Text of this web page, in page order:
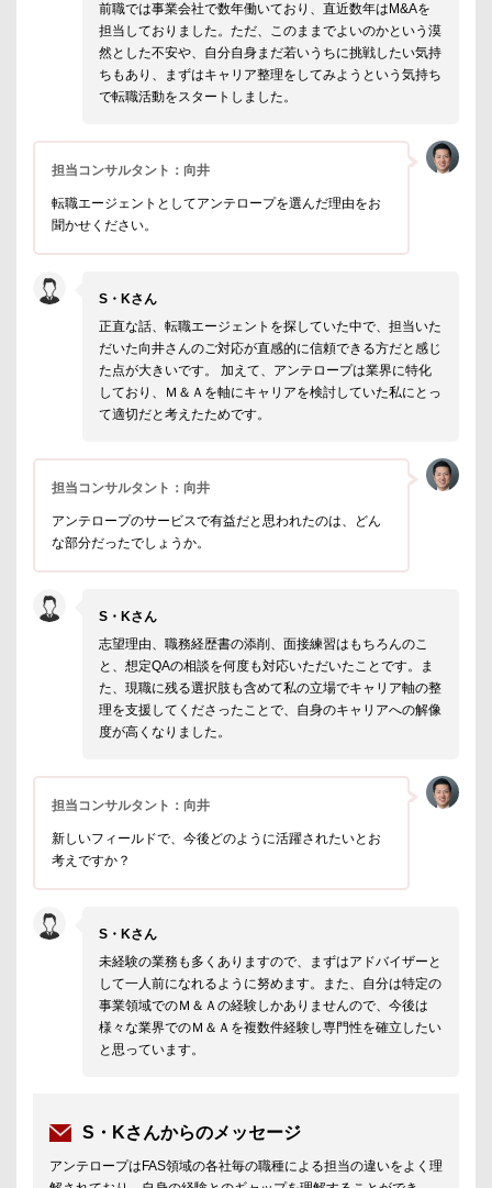
前職では事業会社で数年働いており、直近数年はM&Aを
担当しておりました。ただ、このままでよいのかという漠
然とした不安や、自分自身まだ若いうちに挑戦したい気持
ちもあり、まずはキャリア整理をしてみようという気持ち
で転職活動をスタートしました。
担当コンサルタント：向井
転職エージェントとしてアンテロープを選んだ理由をお
聞かせください。
S・Kさん
正直な話、転職エージェントを探していた中で、担当いた
だいた向井さんのご対応が直感的に信頼できる方だと感じ
た点が大きいです。 加えて、アンテロープは業界に特化
しており、Ｍ＆Ａを軸にキャリアを検討していた私にとっ
て適切だと考えたためです。
担当コンサルタント：向井
アンテロープのサービスで有益だと思われたのは、どん
な部分だったでしょうか。
S・Kさん
志望理由、職務経歴書の添削、面接練習はもちろんのこ
と、想定QAの相談を何度も対応いただいたことです。ま
た、現職に残る選択肢も含めて私の立場でキャリア軸の整
理を支援してくださったことで、自身のキャリアへの解像
度が高くなりました。
担当コンサルタント：向井
新しいフィールドで、今後どのように活躍されたいとお
考えですか？
S・Kさん
未経験の業務も多くありますので、まずはアドバイザーと
して一人前になれるように努めます。また、自分は特定の
事業領域でのＭ＆Ａの経験しかありませんので、今後は
様々な業界でのＭ＆Ａを複数件経験し専門性を確立したい
と思っています。
S・Kさんからのメッセージ
アンテロープはFAS領域の各社毎の職種による担当の違いをよく理